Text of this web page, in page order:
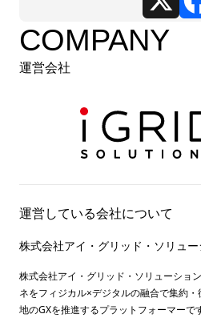
COMPANY
運営会社
運営している会社について
株式会社アイ・グリッド・ソリュ
株式会社アイ・グリッド・ソリューショ
ネをフィジカル×デジタルの融合で集約
地のGXを推進するプラットフォーマーで